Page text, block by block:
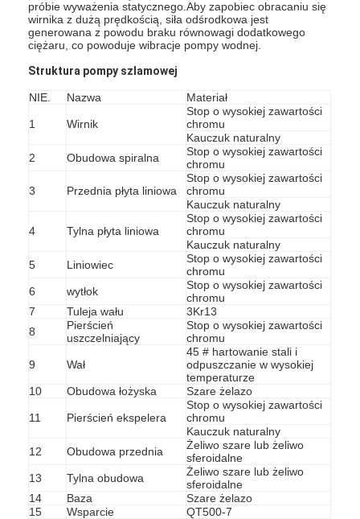
Pompa do szlamu o dużej wytrzymałości
Wodna pompa ciepła
Wodna pompa ciepła
Wysokotemperaturowa pompa ciepła
Wielostopniowa pompa odśrodkowa
Pionowa pompa odśrodkowa
Pozioma pompa odśrodkowa
Części pompy szlamowej
próbie wyważenia statycznego.Aby zapobiec obracaniu się
wirnika z dużą prędkością, siła odśrodkowa jest
generowana z powodu braku równowagi dodatkowego
ciężaru, co powoduje wibracje pompy wodnej.
Struktura pompy szlamowej
NIE. Nazwa Materiał
1 Wirnik
Stop o wysokiej zawartości
chromu
Kauczuk naturalny
2
Obudowa spiralna
Stop o wysokiej zawartości
chromu
3 Przednia płyta liniowa
Stop o wysokiej zawartości
chromu
Kauczuk naturalny
4 Tylna płyta liniowa
Stop o wysokiej zawartości
chromu
Kauczuk naturalny
5
Liniowiec
Stop o wysokiej zawartości
chromu
6
wytłok
Stop o wysokiej zawartości
chromu
7
Tuleja wału
3Kr13
8
Pierścień
uszczelniający
Stop o wysokiej zawartości
chromu
9 Wał
45 # hartowanie stali i
odpuszczanie w wysokiej
temperaturze
10
Obudowa łożyska Szare żelazo
11 Pierścień ekspelera
Stop o wysokiej zawartości
chromu
Kauczuk naturalny
12
Obudowa przednia
Żeliwo szare lub żeliwo
sferoidalne
13
Tylna obudowa
Żeliwo szare lub żeliwo
sferoidalne
14
Baza
Szare żelazo
15
Wsparcie QT500-7